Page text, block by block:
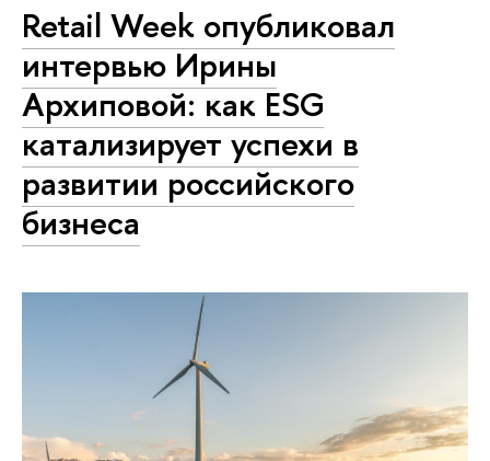
Retail Week опубликовал
интервью Ирины
Архиповой: как ESG
катализирует успехи в
развитии российского
бизнеса